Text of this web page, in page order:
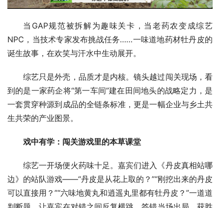
当GAP规范被拆解为趣味关卡，当老药农变成综艺
NPC，当技术专家发布挑战任务……一味道地药材牡丹皮的
诞生故事，在欢笑与汗水中生动展开。
综艺只是外壳，品质才是内核。镜头越过闯关现场，看
到的是一家药企将“第一车间”建在田间地头的战略定力，是
一套贯穿种源到成品的全链条标准，更是一幅企业与乡土共
生共荣的产业图景。
戏中有学：闯关游戏里的本草课堂
综艺一开场便火药味十足。嘉宾们进入《丹皮真相站哪
边》的站队游戏——“丹皮是从花上取的？”“刚挖出来的丹皮
可以直接用？”“六味地黄丸和逍遥丸里都有牡丹皮？”一道道